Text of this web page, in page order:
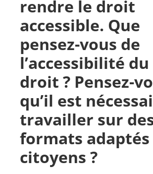
rendre le droit
accessible. Que
pensez-vous de
l’accessibilité du
droit ? Pensez-
qu’il est
travailler sur
formats adaptés
citoyens ?